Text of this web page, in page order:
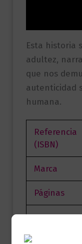
Esta historia
adultez,
que nos
autenticidad
humana.
Referencia
(ISBN)
Marca
Páginas